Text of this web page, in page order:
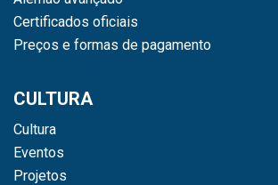
Certificados oficiais
Preços e formas de pagamento
CULTURA
Cultura
Eventos
Projetos